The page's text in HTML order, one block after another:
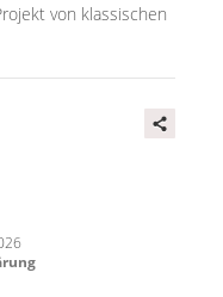
von klassischen